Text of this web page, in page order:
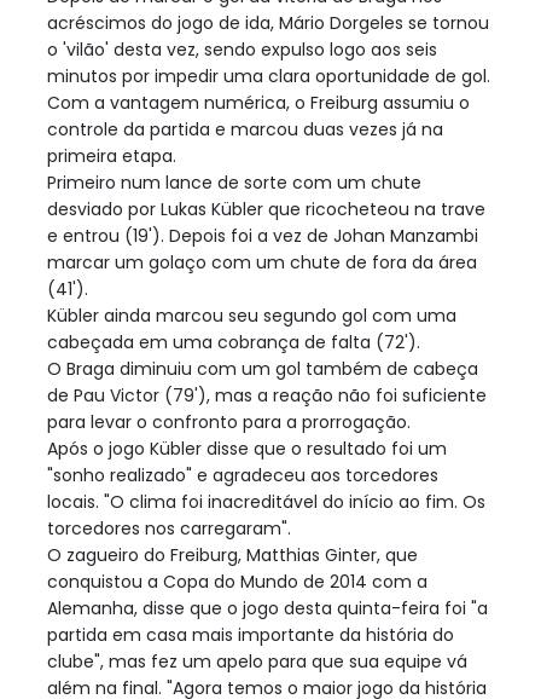
acréscimos do jogo de ida, Mário Dorgeles se tornou
o 'vilão' desta vez, sendo expulso logo aos seis
minutos por impedir uma clara oportunidade de gol.
Com a vantagem numérica, o Freiburg assumiu o
controle da partida e marcou duas vezes já na
primeira etapa.
Primeiro num lance de sorte com um chute
desviado por Lukas Kübler que ricocheteou na trave
e entrou (19'). Depois foi a vez de Johan Manzambi
marcar um golaço com um chute de fora da área
(41').
Kübler ainda marcou seu segundo gol com uma
cabeçada em uma cobrança de falta (72').
O Braga diminuiu com um gol também de cabeça
de Pau Victor (79'), mas a reação não foi suficiente
para levar o confronto para a prorrogação.
Após o jogo Kübler disse que o resultado foi um
"sonho realizado" e agradeceu aos torcedores
locais. "O clima foi inacreditável do início ao fim. Os
torcedores nos carregaram".
O zagueiro do Freiburg, Matthias Ginter, que
conquistou a Copa do Mundo de 2014 com a
Alemanha, disse que o jogo desta quinta-feira foi "a
partida em casa mais importante da história do
clube", mas fez um apelo para que sua equipe vá
além na final. "Agora temos o maior jogo da história